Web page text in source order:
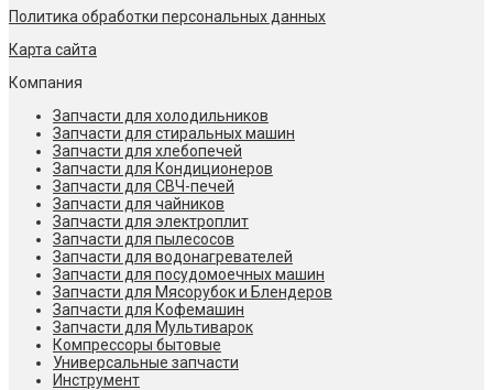
Политика обработки персональных данных
Карта сайта
Компания
Запчасти для холодильников
Запчасти для стиральных машин
Запчасти для хлебопечей
Запчасти для Кондиционеров
Запчасти для СВЧ-печей
Запчасти для чайников
Запчасти для электроплит
Запчасти для пылесосов
Запчасти для водонагревателей
Запчасти для посудомоечных машин
Запчасти для Мясорубок и Блендеров
Запчасти для Кофемашин
Запчасти для Мультиварок
Компрессоры бытовые
Универсальные запчасти
Инструмент